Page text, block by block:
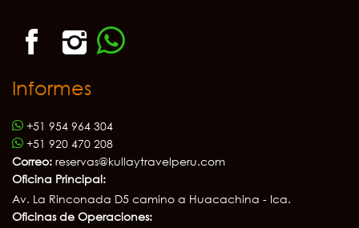
Informes
+51 954 964 304
+51 920 470 208
Correo: reservas@kullaytravelperu.com
Oficina Principal:
Av. La Rinconada D5 camino a Huacachina - Ica.
Oficinas de Operaciones: